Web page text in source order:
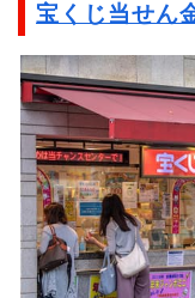
宝くじ当せん